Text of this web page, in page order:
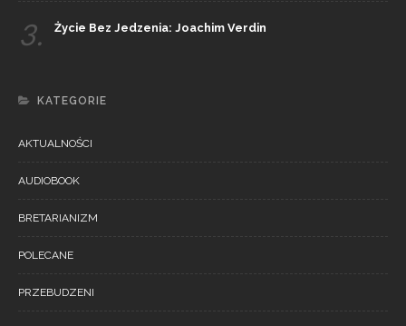
3. Życie Bez Jedzenia: Joachim Verdin
KATEGORIE
AKTUALNOŚCI
AUDIOBOOK
BRETARIANIZM
POLECANE
PRZEBUDZENI